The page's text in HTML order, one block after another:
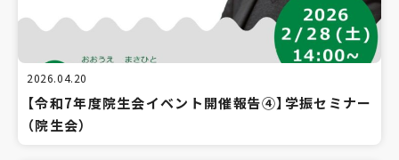
2026.04.20
【令和7年度院生会イベント開催報告④】学振セミナー
（院生会）